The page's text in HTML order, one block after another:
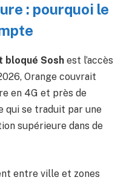
: pourquoi le
Sosh est l’accès
Orange couvrait
en 4G et près de
qui se traduit par une
supérieure dans de
entre ville et zones